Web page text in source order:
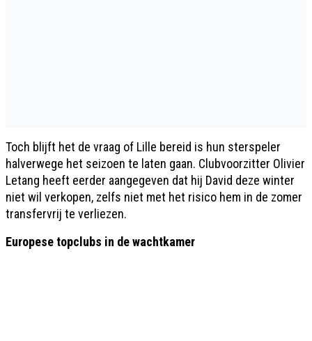
Toch blijft het de vraag of Lille bereid is hun sterspeler
halverwege het seizoen te laten gaan. Clubvoorzitter Olivier
Letang heeft eerder aangegeven dat hij David deze winter
niet wil verkopen, zelfs niet met het risico hem in de zomer
transfervrij te verliezen.
Europese topclubs in de wachtkamer